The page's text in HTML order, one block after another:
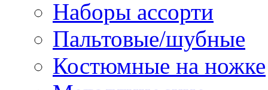
Наборы ассорти
Пальтовые/шубные
Костюмные на ножке